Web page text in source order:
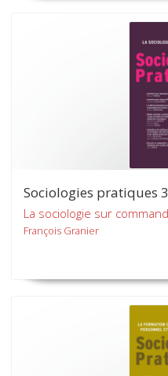
Sociologies pratiques
La sociologie sur
François Granier